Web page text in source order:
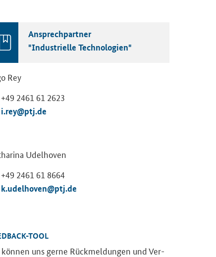
An­sprech­part­ner
"In­dus­tri­el­le Tech­no­lo­gien"
Rey
+49 2461 61 2623
i.rey@ptj.de
Udel­ho­ven
+49 2461 61 8664
k.udel­ho­ven@ptj.de
​TOOL
kön­nen uns gerne Rück­mel­dun­gen und Ver­